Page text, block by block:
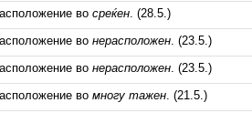
во среќен. (28.5.)
во нерасположен. (23.5.)
во нерасположен. (23.5.)
во многу тажен. (21.5.)